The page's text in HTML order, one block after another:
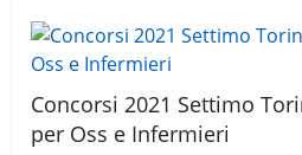
Concorsi 2021 Settimo
per Oss e Infermieri